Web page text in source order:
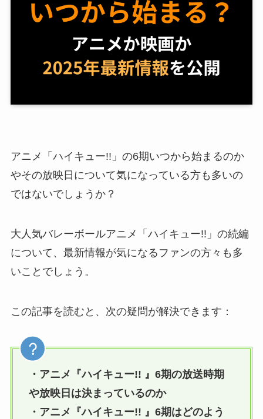
アニメ「ハイキュー!!」の6期いつから始まるのか
やその放映日について気になっている方も多いの
ではないでしょうか？
大人気バレーボールアニメ「ハイキュー!!」の続編
について、最新情報が気になるファンの方々も多
いことでしょう。
この記事を読むと、次の疑問が解決できます：
・ アニメ『ハイキュー!! 』 6期の放送時期
や放映日は決まっているのか
・アニメ『ハイキュー!! 』6期はどのよう